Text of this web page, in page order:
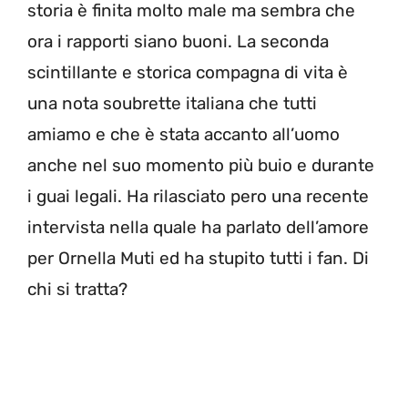
storia è finita molto male ma sembra che
ora i rapporti siano buoni. La seconda
scintillante e storica compagna di vita è
una nota soubrette italiana che tutti
amiamo e che è stata accanto all’uomo
anche nel suo momento più buio e durante
i guai legali. Ha rilasciato pero una recente
intervista nella quale ha parlato dell’amore
per Ornella Muti ed ha stupito tutti i fan. Di
chi si tratta?